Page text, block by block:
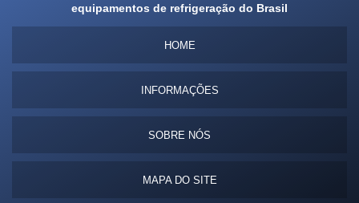
equipamentos de refrigeração do Brasil
HOME
INFORMAÇÕES
SOBRE NÓS
MAPA DO SITE